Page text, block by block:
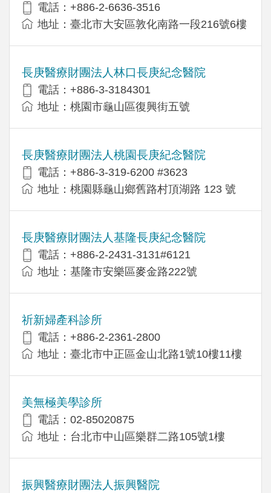
電話：+886-2-6636-3516
地址：臺北市大安區敦化南路一段216號6樓
長庚醫療財團法人林口長庚紀念醫院
電話：+886-3-3184301
地址：桃園市龜山區復興街五號
長庚醫療財團法人桃園長庚紀念醫院
電話：+886-3-319-6200 #3623
地址：桃園縣龜山鄉舊路村頂湖路 123 號
長庚醫療財團法人基隆長庚紀念醫院
電話：+886-2-2431-3131#6121
地址：基隆市安樂區麥金路222號
祈新婦產科診所
電話：+886-2-2361-2800
地址：臺北市中正區金山北路1號10樓11樓
美無極美學診所
電話：02-85020875
地址：台北市中山區樂群二路105號1樓
振興醫療財團法人振興醫院